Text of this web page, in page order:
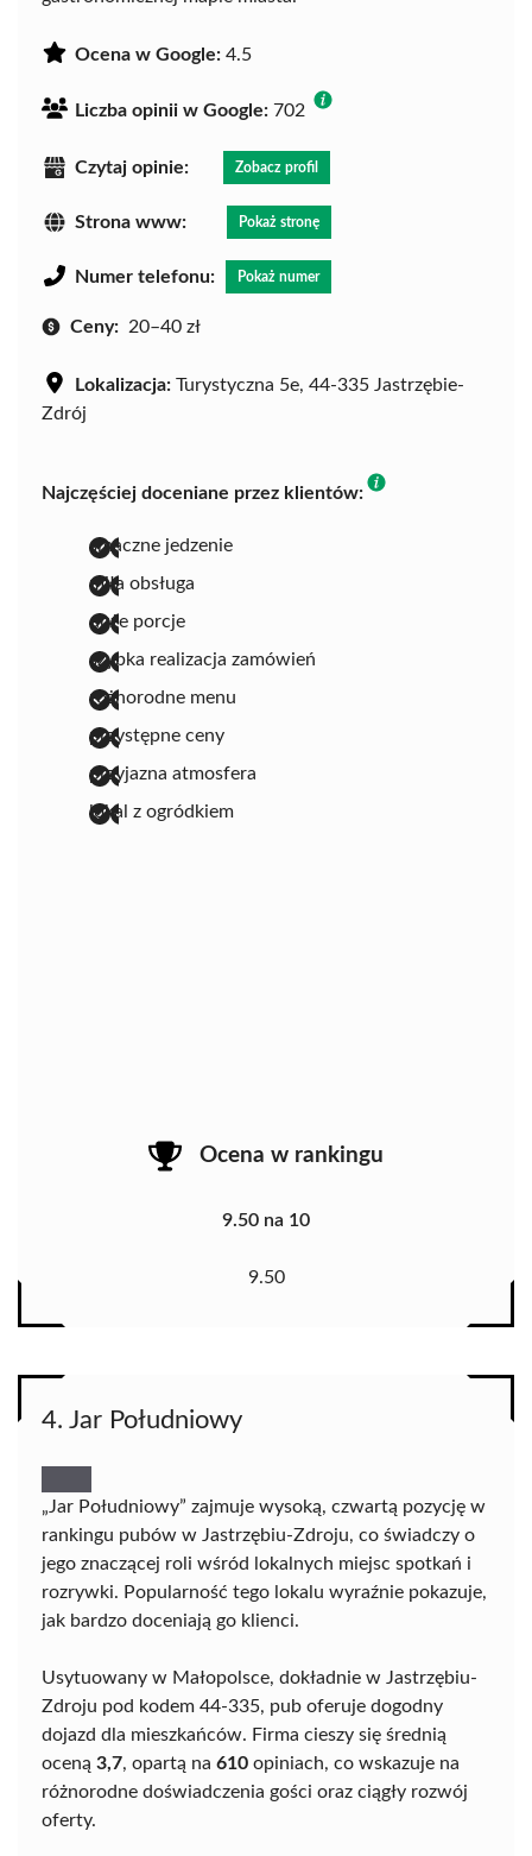
Ocena w Google: 4.5
Liczba opinii w Google: 702
Czytaj opinie: Zobacz profil
Strona www: Pokaż stronę
Numer telefonu: Pokaż numer
Ceny: 20–40 zł
Lokalizacja: Turystyczna 5e, 44-335 Jastrzębie-
Zdrój
Najczęściej doceniane przez klientów:
smaczne jedzenie
miła obsługa
duże porcje
szybka realizacja zamówień
różnorodne menu
przystępne ceny
przyjazna atmosfera
lokal z ogródkiem
Ocena w rankingu
9.50 na 10
9.50
4. Jar Południowy
„Jar Południowy” zajmuje wysoką, czwartą pozycję w
rankingu pubów w Jastrzębiu-Zdroju, co świadczy o
jego znaczącej roli wśród lokalnych miejsc spotkań i
rozrywki. Popularność tego lokalu wyraźnie pokazuje,
jak bardzo doceniają go klienci.
Usytuowany w Małopolsce, dokładnie w Jastrzębiu-
Zdroju pod kodem 44-335, pub oferuje dogodny
dojazd dla mieszkańców. Firma cieszy się średnią
oceną 3,7, opartą na 610 opiniach, co wskazuje na
różnorodne doświadczenia gości oraz ciągły rozwój
oferty.